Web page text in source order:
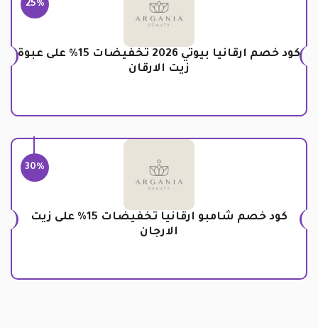
25%
كود خصم ارقانيا بيوتي 2026 تخفيضات 15% على عبوة
زيت الارقان
30%
كود خصم شامبو ارقانيا تخفيضات 15% على زيت
الارجان